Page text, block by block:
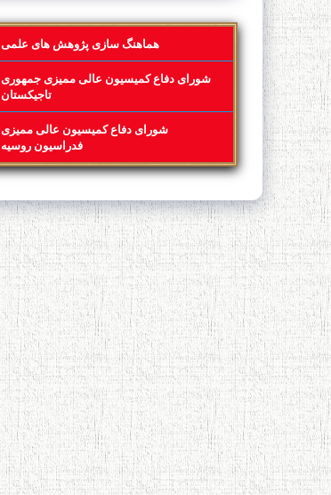
هماهنگ سازی پژوهش های علمی
شورای دفاع کمیسیون عالی ممیزی جمهوری
تاجیکستان
شورای دفاع کمیسیون عالی ممیزی
فدراسیون روسیه